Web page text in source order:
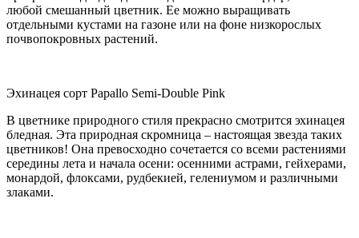
любой смешанный цветник. Ее можно выращивать
отдельными кустами на газоне или на фоне низкорослых
почвопокровных растений.
Эхинацея сорт Papallo Semi-Double Pink
В цветнике природного стиля прекрасно смотрится эхинацея
бледная. Эта природная скромница – настоящая звезда таких
цветников! Она превосходно сочетается со всеми растениями
середины лета и начала осени: осенними астрами, гейхерами,
монардой, флоксами, рудбекией, гелениумом и различными
злаками.